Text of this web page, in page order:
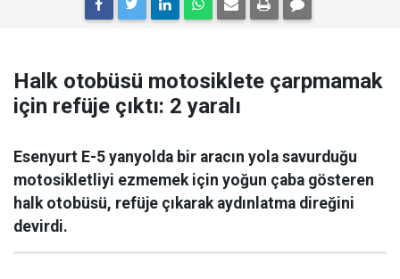
Halk otobüsü motosiklete çarpmamak
için refüje çıktı: 2 yaralı
Esenyurt E-5 yanyolda bir aracın yola savurduğu
motosikletliyi ezmemek için yoğun çaba gösteren
halk otobüsü, refüje çıkarak aydınlatma direğini
devirdi.